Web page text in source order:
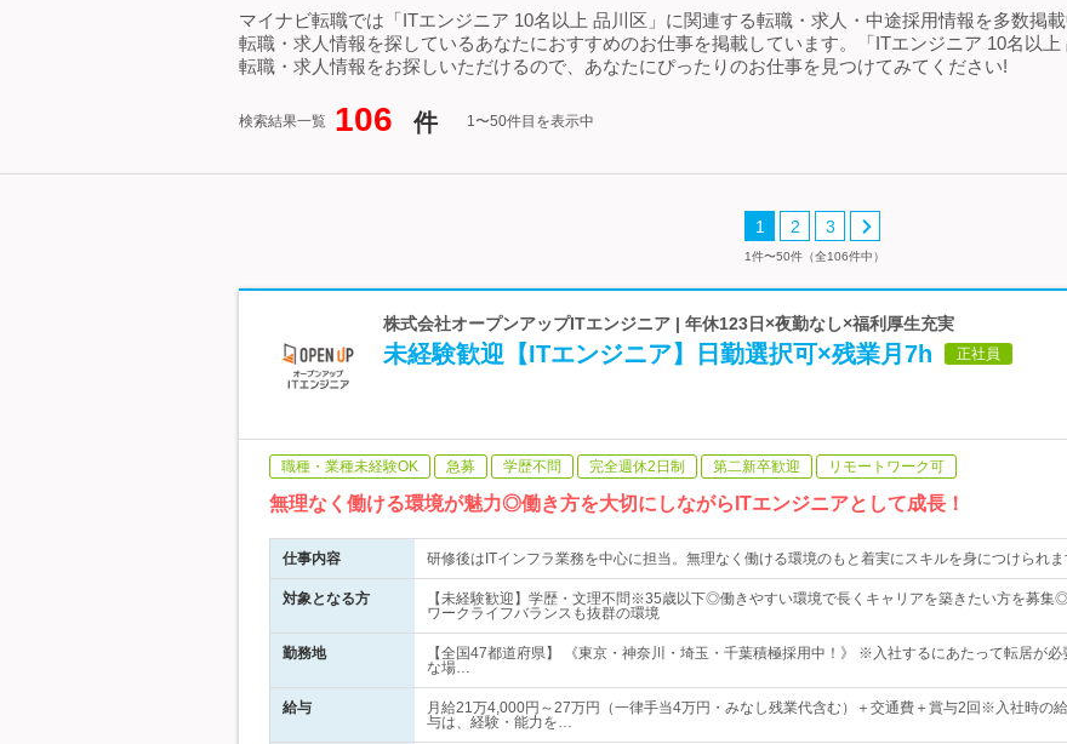
マイナビ転職では「ITエンジニア 10名以上 品川区」に関連する転職・求人・中途採用情報を多数掲
転職・求人情報を探しているあなたにおすすめのお仕事を掲載しています。「ITエンジニア 10名以
転職・求人情報をお探しいただけるので、あなたにぴったりのお仕事を見つけてみてください!
検索結果一覧 106 件 1〜50件目を表示中
1 2 3
1件〜50件（全106件中）
株式会社オープンアップITエンジニア | 年休123日×夜勤なし×福利厚生充実
未経験歓迎【ITエンジニア】日勤選択可×残業月7h 正社員
職種・業種未経験OK 急募 学歴不問 完全週休2日制 第二新卒歓迎 リモートワーク可
無理なく働ける環境が魅力◎働き方を大切にしながらITエンジニアとして成長！
仕事内容 研修後はITインフラ業務を中心に担当。無理なく働ける環境のもと着実にスキルを身につけられま
対象となる方
【未経験歓迎】学歴・文理不問※35歳以下◎働きやすい環境で長くキャリアを築きたい方を募集
ワークライフバランスも抜群の環境
勤務地
【全国47都道府県】 《東京・神奈川・埼玉・千葉積極採用中！》 ※入社するにあたって転居が必
な場…
給与
月給21万4,000円～27万円（一律手当4万円・みなし残業代含む）＋交通費＋賞与2回※入社時の給
与は、経験・能力を…